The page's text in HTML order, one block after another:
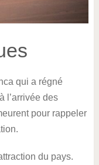
qui a régné
l’arrivée des
pour rappeler
du pays.